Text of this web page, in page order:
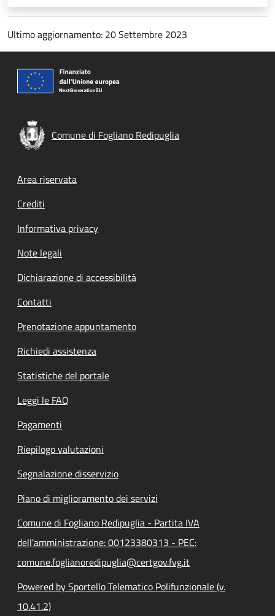
Ultimo aggiornamento: 20 Settembre 2023
Comune di Fogliano Redipuglia
Footer menu
Area riservata
Crediti
Informativa privacy
Note legali
Dichiarazione di accessibilità
Contatti
Prenotazione appuntamento
Richiedi assistenza
Statistiche del portale
Leggi le FAQ
Pagamenti
Riepilogo valutazioni
Segnalazione disservizio
Piano di miglioramento dei servizi
Comune di Fogliano Redipuglia - Partita IVA
dell'amministrazione: 00123380313 - PEC:
comune.foglianoredipuglia@certgov.fvg.it
Powered by Sportello Telematico Polifunzionale (v.
10.41.2)